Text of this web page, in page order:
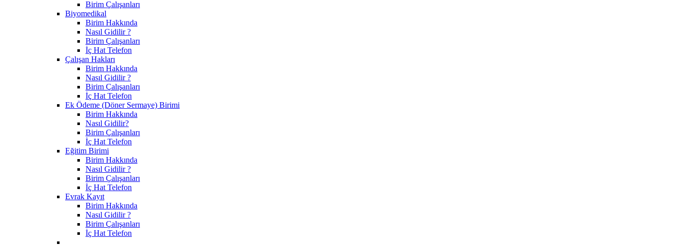
Birim Çalışanları
Biyomedikal
Birim Hakkında
Nasıl Gidilir ?
Birim Çalışanları
İç Hat Telefon
Çalışan Hakları
Birim Hakkında
Nasıl Gidilir ?
Birim Çalışanları
İç Hat Telefon
Ek Ödeme (Döner Sermaye) Birimi
Birim Hakkında
Nasıl Gidilir?
Birim Çalışanları
İç Hat Telefon
Eğitim Birimi
Birim Hakkında
Nasıl Gidilir ?
Birim Çalışanları
İç Hat Telefon
Evrak Kayıt
Birim Hakkında
Nasıl Gidilir ?
Birim Çalışanları
İç Hat Telefon